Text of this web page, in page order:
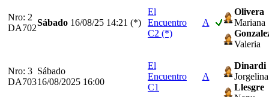
Nro: 2
DA702
Sábado 16/08/25 14:21 (*)
El
Encuentro
C2 (*)
A
Olivera
Mariana
Valeria
Nro: 3
DA703
Sábado
16/08/2025 16:00
El
Encuentro
C1
A
Dinardi
Jorgelina
Llesgre